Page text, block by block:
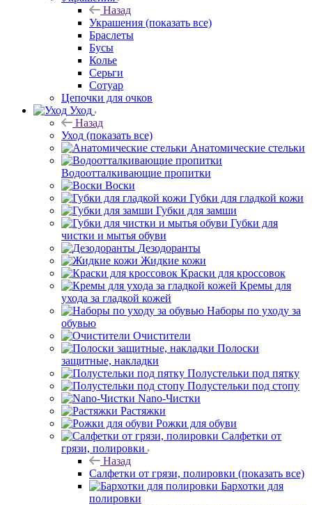
Назад
Украшения (показать все)
Браслеты
Бусы
Колье
Серьги
Сотуар
Цепочки для очков
Уход
Назад
Уход (показать все)
Анатомические стельки
Водоотталкивающие пропитки
Воски
Губки для гладкой кожи
Губки для замши
Губки для
чистки и мытья обуви
Дезодоранты
Жидкие кожи
Краски для кроссовок
Кремы для
ухода за гладкой кожей
Наборы по уходу за
обувью
Очистители
Полоски
защитные, накладки
Полустельки под пятку
Полустельки под стопу
Nano-Чистки
Растяжки
Рожки для обуви
Салфетки от
грязи, полировки
Назад
Салфетки от грязи, полировки (показать все)
Бархотки для
полировки